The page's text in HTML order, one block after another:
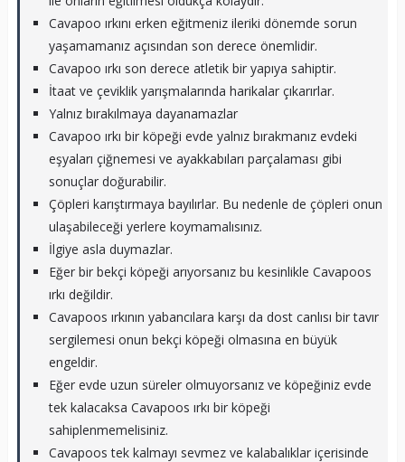
Cavapoo ırkını erken eğitmeniz ileriki dönemde sorun
yaşamamanız açısından son derece önemlidir.
Cavapoo ırkı son derece atletik bir yapıya sahiptir.
İtaat ve çeviklik yarışmalarında harikalar çıkarırlar.
Yalnız bırakılmaya dayanamazlar
Cavapoo ırkı bir köpeği evde yalnız bırakmanız evdeki
eşyaları çiğnemesi ve ayakkabıları parçalaması gibi
sonuçlar doğurabilir.
Çöpleri karıştırmaya bayılırlar. Bu nedenle de çöpleri onun
ulaşabileceği yerlere koymamalısınız.
İlgiye asla duymazlar.
Eğer bir bekçi köpeği arıyorsanız bu kesinlikle Cavapoos
ırkı değildir.
Cavapoos ırkının yabancılara karşı da dost canlısı bir tavır
sergilemesi onun bekçi köpeği olmasına en büyük
engeldir.
Eğer evde uzun süreler olmuyorsanız ve köpeğiniz evde
tek kalacaksa Cavapoos ırkı bir köpeği
sahiplenmemelisiniz.
Cavapoos tek kalmayı sevmez ve kalabalıklar içerisinde